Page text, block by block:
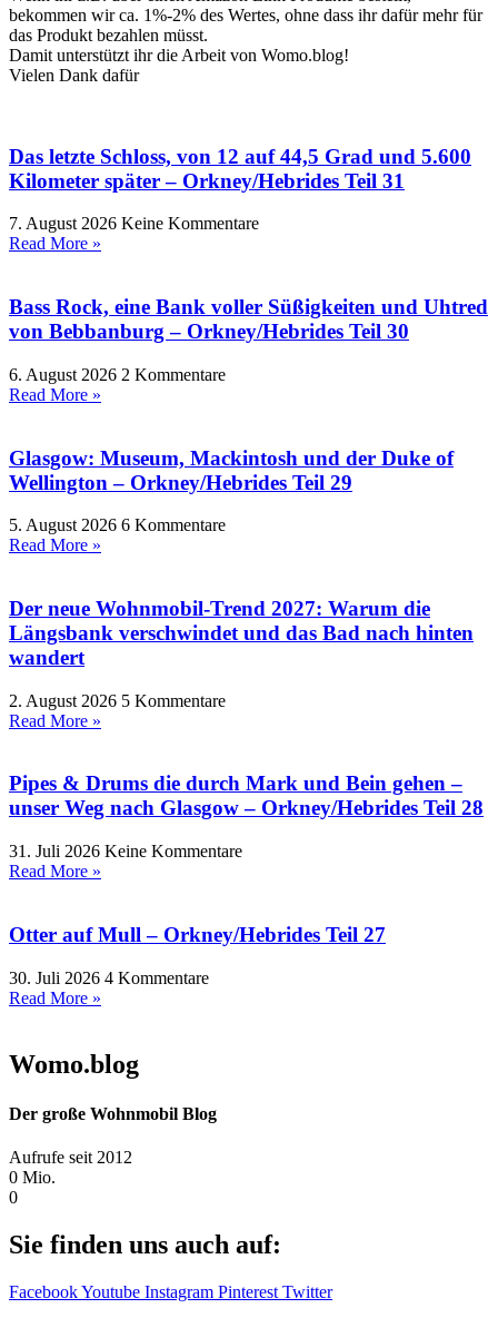
bekommen wir ca. 1%-2% des Wertes, ohne dass ihr dafür mehr für
das Produkt bezahlen müsst.
Damit unterstützt ihr die Arbeit von Womo.blog!
Vielen Dank dafür
Das letzte Schloss, von 12 auf 44,5 Grad und 5.600
Kilometer später – Orkney/Hebrides Teil 31
7. August 2026 Keine Kommentare
Read More »
Bass Rock, eine Bank voller Süßigkeiten und Uhtred
von Bebbanburg – Orkney/Hebrides Teil 30
6. August 2026 2 Kommentare
Read More »
Glasgow: Museum, Mackintosh und der Duke of
Wellington – Orkney/Hebrides Teil 29
5. August 2026 6 Kommentare
Read More »
Der neue Wohnmobil-Trend 2027: Warum die
Längsbank verschwindet und das Bad nach hinten
wandert
2. August 2026 5 Kommentare
Read More »
Pipes & Drums die durch Mark und Bein gehen –
unser Weg nach Glasgow – Orkney/Hebrides Teil 28
31. Juli 2026 Keine Kommentare
Read More »
Otter auf Mull – Orkney/Hebrides Teil 27
30. Juli 2026 4 Kommentare
Read More »
Womo.blog
Der große Wohnmobil Blog​
Aufrufe seit 2012
0 Mio.
0
Sie finden uns auch auf:
FacebookYoutube Instagram Pinterest Twitter